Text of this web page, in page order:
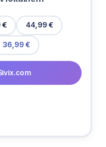
€ 44,99 €
36,99 €